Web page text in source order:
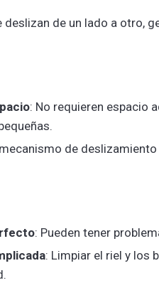
deslizan de un lado a otro,
: No requieren espacio
de
: Pueden tener
: Limpiar el riel y los